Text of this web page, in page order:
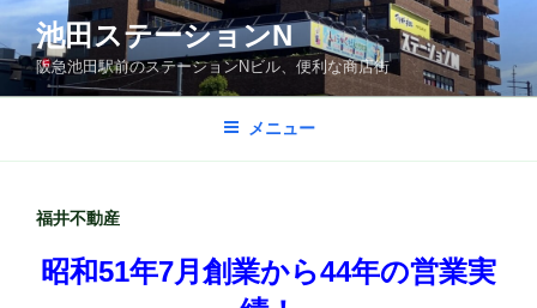
コ
ン
テ
ン
へ
池田ステーションN
阪急池田駅前のステーションNビル、便利な商店街
メニュー
福井不動産
昭和51年7月創業から44年の営業実